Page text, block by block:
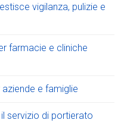
vigilanza, pulizie e
farmacie e cliniche
e famiglie
servizio di portierato